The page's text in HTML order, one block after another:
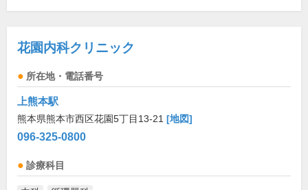
花園内科クリニック
所在地・電話番号
上熊本駅
熊本県熊本市西区花園5丁目13-21 [地図]
096-325-0800
診療科目